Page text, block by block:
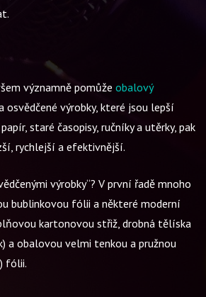
významně pomůže obalový
osvědčené výrobky, které jsou lepší
staré časopisy, ručníky a utěrky, pak
rychlejší a efektivnější.
výrobky“? V první řadě mnoho
bublinkovou fólii a některé moderní
kartonovou střiž, drobná tělíska
a obalovou velmi tenkou a pružnou
fólii.